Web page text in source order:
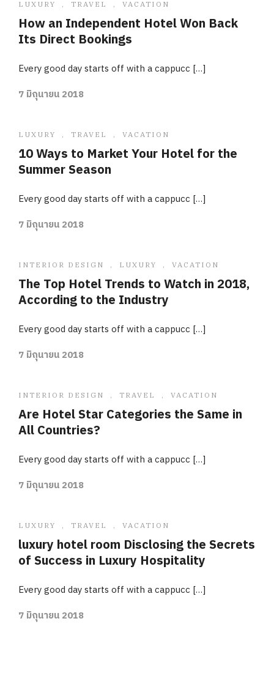
LUXURY , TRAVEL , VACATION
How an Independent Hotel Won Back
Its Direct Bookings
Every good day starts off with a cappucc […]
7 มิถุนายน 2018
LUXURY , TRAVEL , VACATION
10 Ways to Market Your Hotel for the
Summer Season
Every good day starts off with a cappucc […]
7 มิถุนายน 2018
INTERIOR DESIGN , LUXURY , VACATION
The Top Hotel Trends to Watch in 2018,
According to the Industry
Every good day starts off with a cappucc […]
7 มิถุนายน 2018
INTERIOR DESIGN , TRAVEL , VACATION
Are Hotel Star Categories the Same in
All Countries?
Every good day starts off with a cappucc […]
7 มิถุนายน 2018
LUXURY , TRAVEL , VACATION
luxury hotel room Disclosing the Secrets
of Success in Luxury Hospitality
Every good day starts off with a cappucc […]
7 มิถุนายน 2018